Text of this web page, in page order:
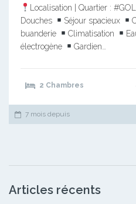
Localisation | Quartier :
Douches
Séjour spacieux
buanderie
Climatisation
électrogène
Gardien…
2 Chambres
7 mois depuis
Articles récents